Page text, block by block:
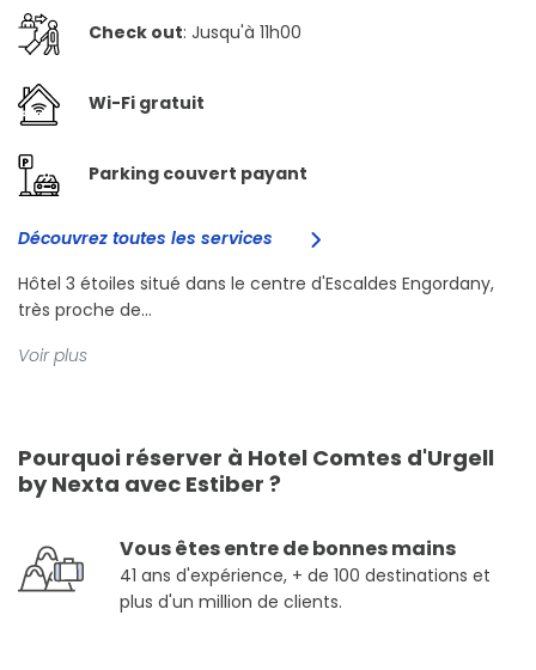
Check out: Jusqu'à 11h00
Wi-Fi gratuit
Parking couvert payant
Découvrez toutes les services
Hôtel 3 étoiles situé dans le centre d'Escaldes Engordany,
très proche de...
Voir plus
Pourquoi réserver à Hotel Comtes d'Urgell
by Nexta avec Estiber ?
Vous êtes entre de bonnes mains
41 ans d'expérience, + de 100 destinations et
plus d'un million de clients.